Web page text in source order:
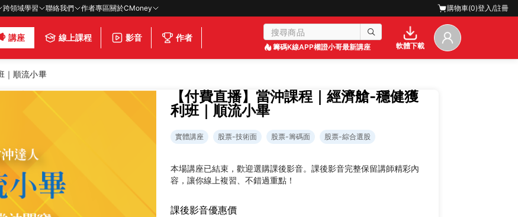
跨領域學習 聯絡我們 作者專區關於CMoney 購物車(0)登入/註冊
講座 線上課程 影音 作者
籌碼K線APP權證小哥最新講座 軟體下載
｜順流小畢
【付費直播】當沖課程｜經濟艙-穩健獲
利班｜順流小畢
實體講座 股票-技術面 股票-籌碼面 股票-綜合選股
本場講座已結束，歡迎選購課後影音。課後影音完整保留講師精彩內
容，讓你線上複習、不錯過重點！
課後影音優惠價